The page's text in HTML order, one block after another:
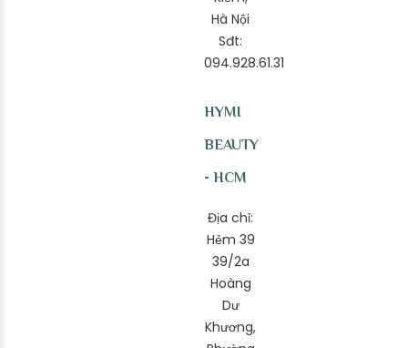
Hà Nội
Sđt:
094.928.61.31
HYMI
BEAUTY
- HCM
Địa chỉ:
Hẻm 39
39/2a
Hoàng
Dư
Khương,